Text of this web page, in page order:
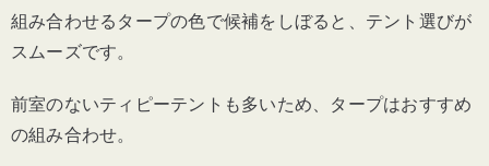
組み合わせるタープの色で候補をしぼると、テント選びが
スムーズです。
前室のないティピーテントも多いため、タープはおすすめ
の組み合わせ。